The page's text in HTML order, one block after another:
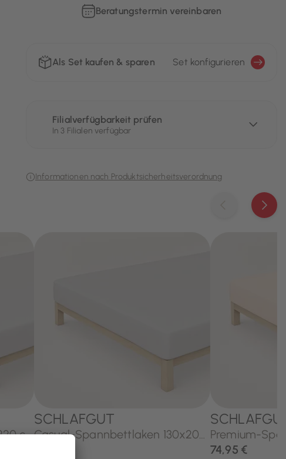
Beratungstermin vereinbaren
Als Set kaufen & sparen Set konfigurieren
Filialverfügbarkeit prüfen
In 3 Filialen verfügbar
Informationen nach Produktsicherheitsverordnung